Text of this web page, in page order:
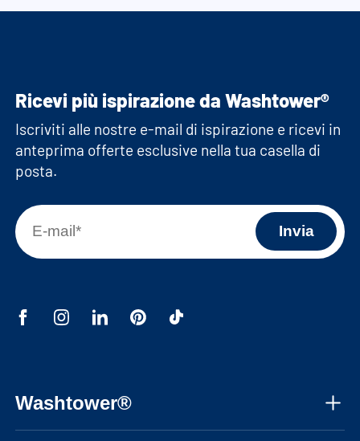
Washtower®
Ricevi più ispirazione da Washtower®
Iscriviti alle nostre e-mail di ispirazione e ricevi in
anteprima offerte esclusive nella tua casella di
posta.